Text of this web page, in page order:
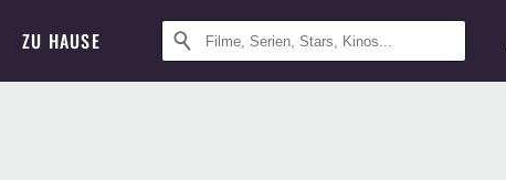
ZU HAUSE